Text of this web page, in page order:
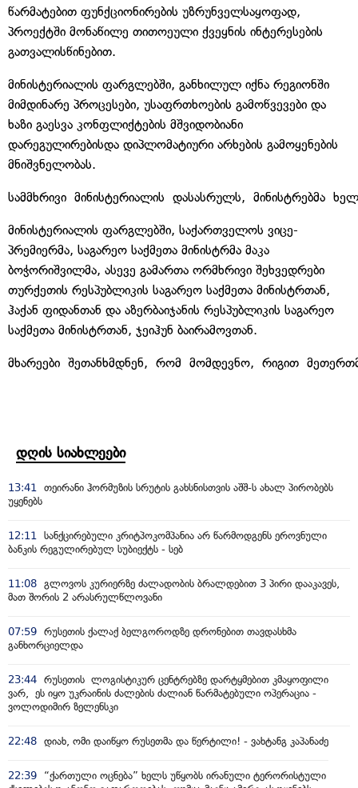
წარმატებით ფუნქციონირების უზრუნველსაყოფად,
პროექტში მონაწილე თითოეული ქვეყნის ინტერესების
გათვალისწინებით.
მინისტერიალის ფარგლებში, განხილულ იქნა რეგიონში
მიმდინარე პროცესები, უსაფრთხოების გამოწვევები და
ხაზი გაესვა კონფლიქტების მშვიდობიანი
დარეგულირებისდა დიპლომატიური არხების გამოყენების
მნიშვნელობას.
სამმხრივი მინისტერიალის დასასრულს, მინისტრებმა
მინისტერიალის ფარგლებში, საქართველოს ვიცე-
პრემიერმა, საგარეო საქმეთა მინისტრმა მაკა
ბოჭორიშვილმა, ასევე გამართა ორმხრივი შეხვედრები
თურქეთის რესპუბლიკის საგარეო საქმეთა მინისტრთან,
ჰაქან ფიდანთან და აზერბაიჯანის რესპუბლიკის საგარეო
საქმეთა მინისტრთან, ჯეიჰუნ ბაირამოვთან.
მხარეები შეთანხმდნენ, რომ მომდევნო, რიგით
დღის სიახლეები
13:41
თეირანი ჰორმუზის სრუტის გახსნისთვის აშშ-ს ახალ პირობებს
უყენებს
12:11
სანქცირებული კრიტპოკომპანია არ წარმოდგენს ეროვნული
ბანკის რეგულირებულ სუბიექტს - სებ
11:08 გლოვოს კურიერზე ძალადობის ბრალდებით 3 პირი დააკავეს,
მათ შორის 2 არასრულწლოვანი
07:59 რუსეთის ქალაქ ბელგოროდზე დრონებით თავდასხმა
განხორციელდა
23:44 რუსეთის ლოგისტიკურ ცენტრებზე დარტყმებით კმაყოფილი
ვარ, ეს იყო უკრაინის ძალების ძალიან წარმატებული ოპერაცია -
ვოლოდიმირ ზელენსკი
22:48 დიახ, ომი დაიწყო რუსეთმა და წერტილი! - ვახტანგ კაპანაძე
22:39
“ქართული ოცნება” ხელს უწყობს ირანული ტერორისტული